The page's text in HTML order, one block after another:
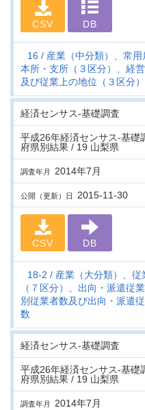
CSV DB
16
産業（中分類）、常
本所・支所（３区分）、経
及び従業上の地位（３区分
経済センサス‐基礎調査
平成26年経済センサス‐基
府県別結果 / 19 山梨県
調査年月 2014年7月
公開（更新）日 2015-11-30
CSV DB
18-2
産業（大分類）、
（７区分）、出向・派遣従
別従業者数及び出向・派遣
数
経済センサス‐基礎調査
平成26年経済センサス‐基
府県別結果 / 19 山梨県
調査年月 2014年7月